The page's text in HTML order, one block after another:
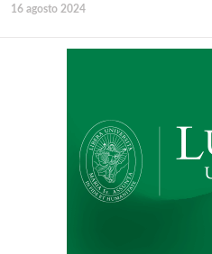
16 agosto 2024